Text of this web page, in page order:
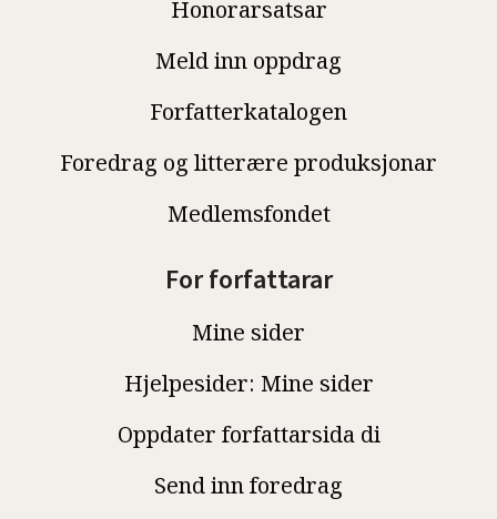
Honorarsatsar
Meld inn oppdrag
Forfatterkatalogen
Foredrag og litterære produksjonar
Medlemsfondet
For forfattarar
Mine sider
Hjelpesider: Mine sider
Oppdater forfattarsida di
Send inn foredrag